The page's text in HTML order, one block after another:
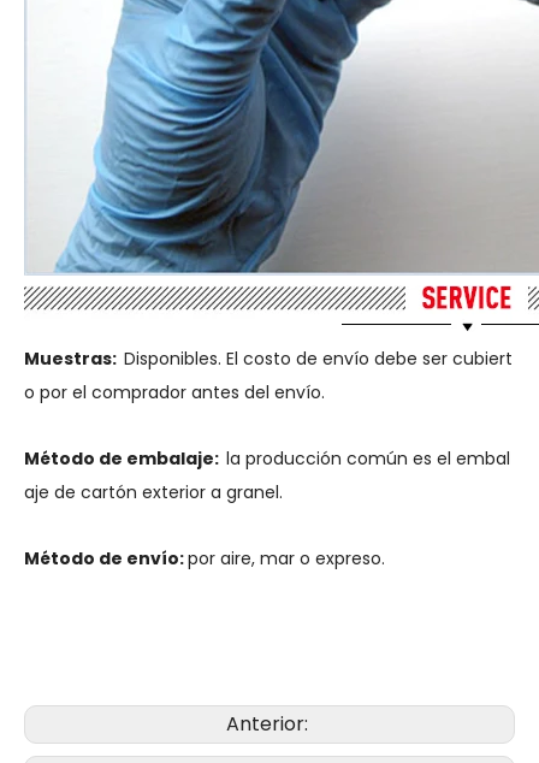
Muestras: Disponibles. El costo de envío debe ser cubiert
o por el comprador antes del envío.
Método de embalaje: la producción común es el embal
aje de cartón exterior a granel.
Método de envío:por aire, mar o expreso.
Anterior: